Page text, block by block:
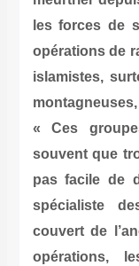
les forces de
opérations de
islamistes,
« Ces
souvent que
pas facile de
spécialiste
couvert de
opérations,